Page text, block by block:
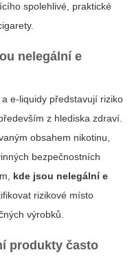
spolehlivé, praktické
.
nelegální e
e-liquidy představují riziko
z hlediska zdraví.
obsahem nikotinu,
bezpečnostních
kde jsou nelegální e
rizikové místo
výrobků.
produkty často